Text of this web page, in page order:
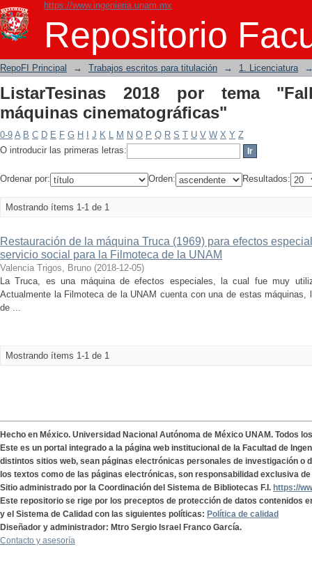
https://www.ingenieria.unam.mx
Repositorio
ListarTesinas 2018 por tema "Fallas
RepoFI Principal → Trabajos escritos para titulación → 1. Licenciatura
ListarTesinas 2018 por tema
máquinas cinematográficas"
0-9 A B C D E F G H J K L M N O P Q R S T U V W X Y Z
O introducir las primeras letras:
Ordenar por: Orden: Resultados:
Mostrando ítems 1-1 de 1
Restauración de la máquina Truca (1969) para efectos
servicio social para la Filmoteca de la UNAM
Valencia Trigos, Bruno (2018-12-05)
La Truca, es una máquina de efectos especiales, la cual fue muy
Actualmente la Filmoteca de la UNAM cuenta con una de estas
de ...
Mostrando ítems 1-1 de 1
Hecho en México. Universidad Nacional Autónoma de México UNAM. Todos
Este es un portal integrado a la página web institucional de la Facultad de
distintos sitios web, sean páginas electrónicas personales de investigación o
los textos como de las páginas electrónicas, son responsabilidad exclusiva
Sitio administrado por la Coordinación del Sistema de Bibliotecas F.I. https://
Este repositorio se rige por los preceptos de protección de datos contenidos
y el Sistema de Calidad con las siguientes políticas: Política de calidad
Diseñador y administrador: Mtro Sergio Israel Franco García.
Contacto y asesoría